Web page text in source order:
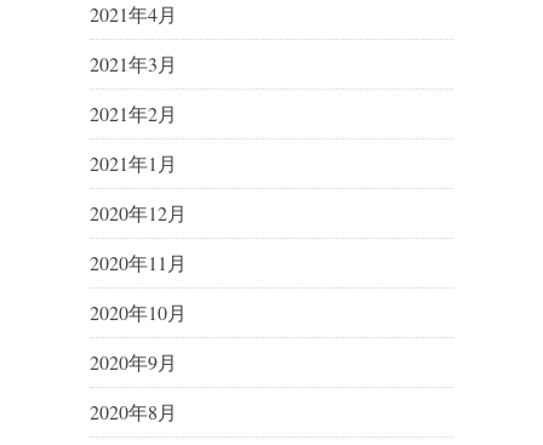
2021年4月
2021年3月
2021年2月
2021年1月
2020年12月
2020年11月
2020年10月
2020年9月
2020年8月